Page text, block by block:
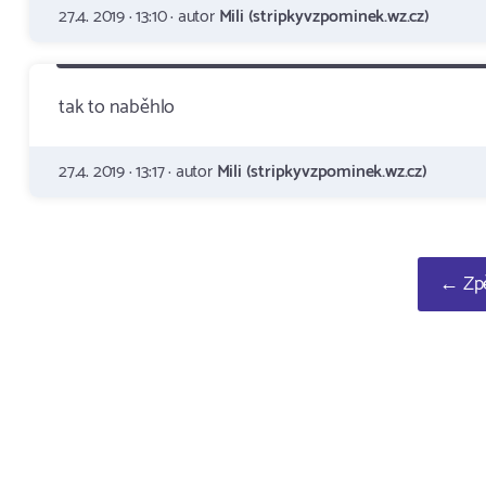
27.4. 2019 · 13:10 · autorMili (stripkyvzpominek.wz.cz)
tak to naběhlo
27.4. 2019 · 13:17 · autorMili (stripkyvzpominek.wz.cz)
←